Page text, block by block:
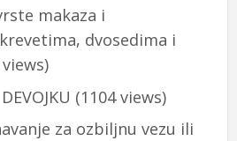
makaza i
dvosedima i
(1104 views)
za ozbiljnu vezu ili